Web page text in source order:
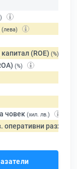
(лева)
(ROE) (%)
(%)
човек (хил. лв.)
оперативни разходи